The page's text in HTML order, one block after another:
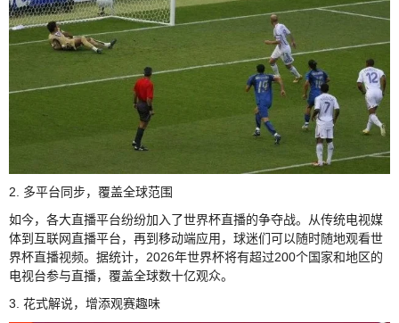
2. 多平台同步，覆盖全球范围
如今，各大直播平台纷纷加入了世界杯直播的争夺战。从传统电视媒
体到互联网直播平台，再到移动端应用，球迷们可以随时随地观看世
界杯直播视频。据统计，2026年世界杯将有超过200个国家和地区的
电视台参与直播，覆盖全球数十亿观众。
3. 花式解说，增添观赛趣味